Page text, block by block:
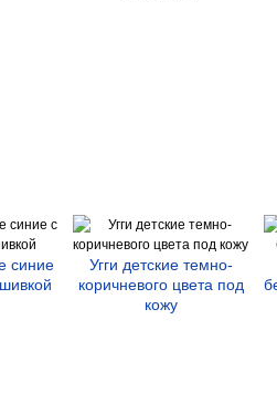
синие
Угги детские темно-
коричневого цвета под
кожу